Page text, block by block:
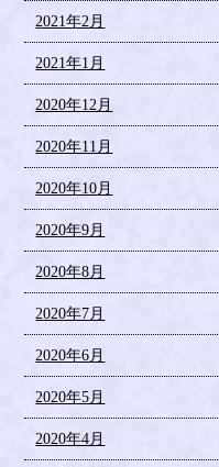
2021年2月
2021年1月
2020年12月
2020年11月
2020年10月
2020年9月
2020年8月
2020年7月
2020年6月
2020年5月
2020年4月